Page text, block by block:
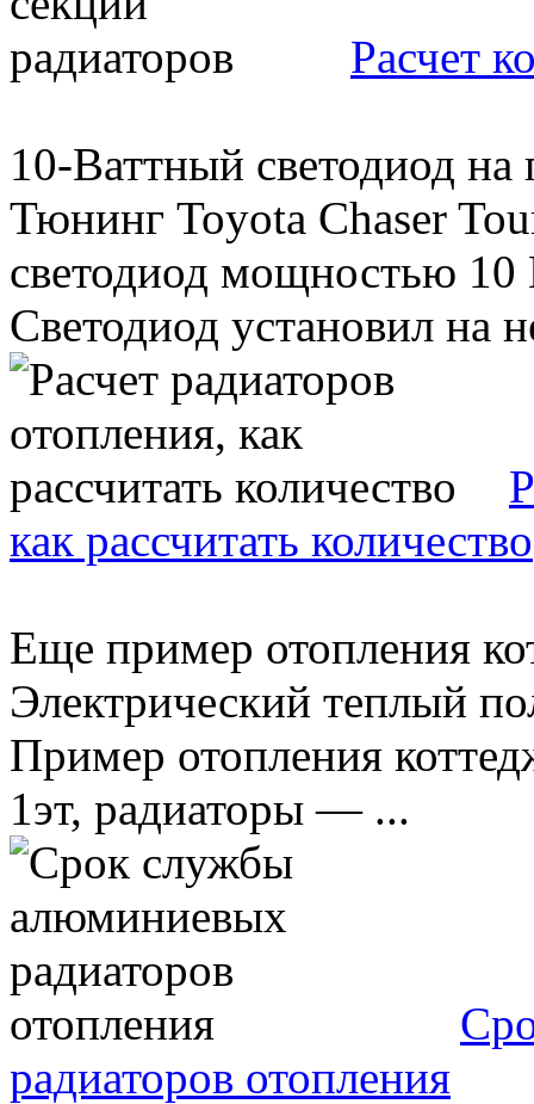
Расчет
10-Ваттный светодиод
Тюнинг Toyota Chaser
светодиод мощностью 10
Светодиод установил на
как рассчитать количество
Еще пример отопления
Электрический теплый
Пример отопления
1эт, радиаторы — ...
радиаторов отопления